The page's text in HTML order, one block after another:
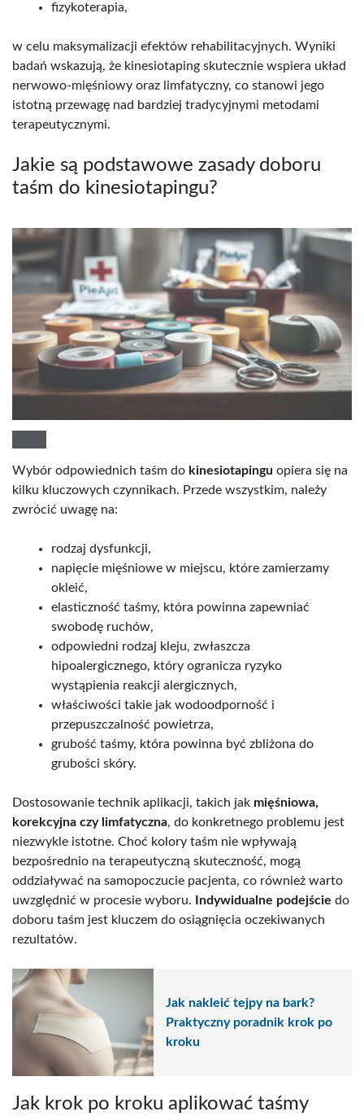
fizykoterapia,
w celu maksymalizacji efektów rehabilitacyjnych. Wyniki
badań wskazują, że kinesiotaping skutecznie wspiera układ
nerwowo-mięśniowy oraz limfatyczny, co stanowi jego
istotną przewagę nad bardziej tradycyjnymi metodami
terapeutycznymi.
Jakie są podstawowe zasady doboru
taśm do kinesiotapingu?
Wybór odpowiednich taśm do kinesiotapingu opiera się na
kilku kluczowych czynnikach. Przede wszystkim, należy
zwrócić uwagę na:
rodzaj dysfunkcji,
napięcie mięśniowe w miejscu, które zamierzamy
okleić,
elasticzność taśmy, która powinna zapewniać
swobodę ruchów,
odpowiedni rodzaj kleju, zwłaszcza
hipoalergicznego, który ogranicza ryzyko
wystąpienia reakcji alergicznych,
właściwości takie jak wodoodporność i
przepuszczalność powietrza,
grubość taśmy, która powinna być zbliżona do
grubości skóry.
Dostosowanie technik aplikacji, takich jak mięśniowa,
korekcyjna czy limfatyczna, do konkretnego problemu jest
niezwykle istotne. Choć kolory taśm nie wpływają
bezpośrednio na terapeutyczną skuteczność, mogą
oddziaływać na samopoczucie pacjenta, co również warto
uwzględnić w procesie wyboru. Indywidualne podejście do
doboru taśm jest kluczem do osiągnięcia oczekiwanych
rezultatów.
Jak nakleić tejpy na bark?
Praktyczny poradnik krok po
kroku
Jak krok po kroku aplikować taśmy